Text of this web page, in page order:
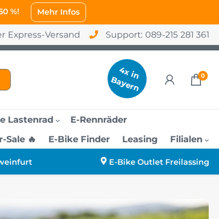
%! Mehr Infos
Express-Versand Support: 089-215 281 361
4
x
in
B
a
y
e
r
n 0
Lastenrad
E-Rennräder
Sale 🔥 E-Bike Finder Leasing Filialen
E-Bike Outlet Freilassing